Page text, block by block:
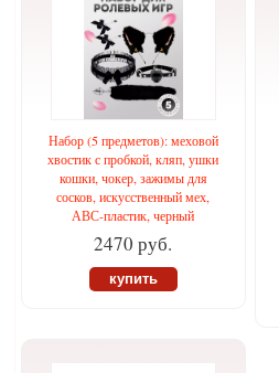
Набор (5 предметов): меховой
хвостик с пробкой, кляп, ушки
кошки, чокер, зажимы для
сосков, искусственный мех,
АВС-пластик, черный
2470 руб.
купить